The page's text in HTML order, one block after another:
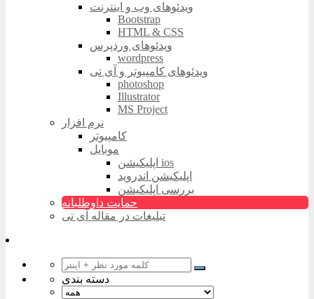
ویدئوهای وب و اینترنت
Bootstrap
HTML & CSS
ویدئوهای وردپرس
wordpress
ویدئوهای کامپیوتر و آی تی
photoshop
Illustrator
MS Project
نرم افزار
کامپیوتر
موبایل
اپلیکیشن ios
اپلیکیشن اندروید
بررسی اپلیکیشن
حمایت داوطلبانه
تبلیغات در مقاله آی تی
دسته بندی